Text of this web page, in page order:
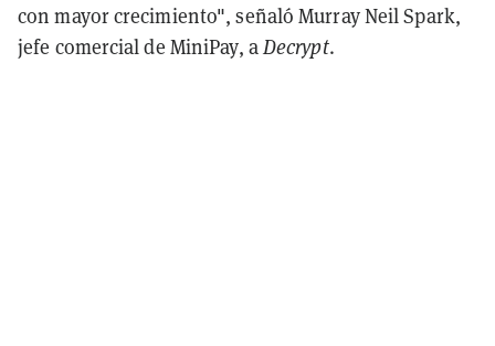
con mayor crecimiento", señaló Murray Neil Spark,
jefe comercial de MiniPay, aDecrypt.